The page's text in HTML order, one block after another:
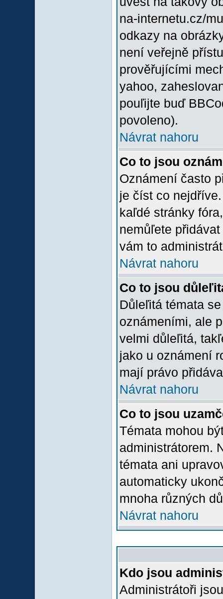
na-internetu.cz/
odkazy na
není veřejně
prověřujícími
yahoo,
pouľijte buď
povoleno).
Návrat nahoru
Co to jsou
Oznámení často
je číst co
kaľdé stránky
nemůľete
vám to
Návrat nahoru
Co to jsou
Důleľitá témata
oznámeními, ale
velmi důleľitá,
jako u oznámení
mají právo
Návrat nahoru
Co to jsou
Témata mohou
administrátorem.
témata ani
automaticky
mnoha různých
Návrat nahoru
Kdo jsou
Administrátoři